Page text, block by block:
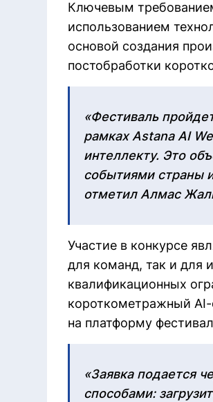
Ключевым
использованием
основой создания
постобработки
«Фестиваль
рамках Astana AI
интеллекту. Это
событиями страны
отметил Алмас
Участие в конкурсе
для команд, так и для
квалификационных
короткометражный AI-
на платформу
«Заявка подается
способами: